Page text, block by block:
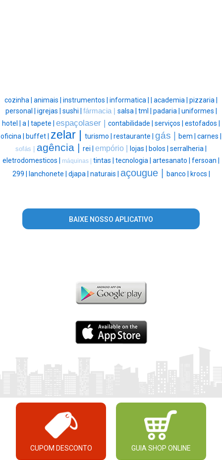
cozinha | animais | instrumentos | informatica | | academia | pizzaria |
personal | igrejas | sushi | fármacia | salsa | tml | padaria | uniformes |
hotel | a | tapete | espaçolaser | contabilidade | serviços | estofados |
oficina | buffet | zelar | turismo | restaurante | gás | bem | carnes |
sofás | agência | rei | empório | lojas | bolos | serralheria |
eletrodomesticos | máquinas | tintas | tecnologia | artesanato | fersoan |
299 | lanchonete | djapa | naturais | açougue | banco | krocs |
BAIXE NOSSO APLICATIVO
CUPOM DESCONTO GUIA SHOP ONLINE